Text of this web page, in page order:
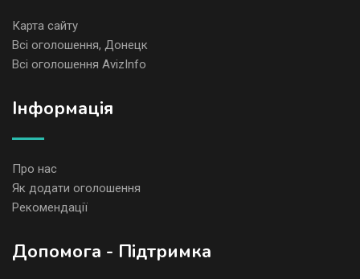
Карта сайту
Всі оголошення, Донецк
Всі оголошення AvizInfo
Iнформація
Про нас
Як додати оголошення
Рекомендації
Допомога - Підтримка